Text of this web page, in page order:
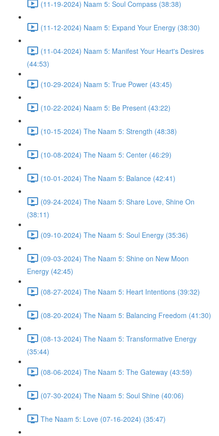
(11-19-2024) Naam 5: Soul Compass (38:38)
(11-12-2024) Naam 5: Expand Your Energy (38:30)
(11-04-2024) Naam 5: Manifest Your Heart's Desires
(44:53)
(10-29-2024) Naam 5: True Power (43:45)
(10-22-2024) Naam 5: Be Present (43:22)
(10-15-2024) The Naam 5: Strength (48:38)
(10-08-2024) The Naam 5: Center (46:29)
(10-01-2024) The Naam 5: Balance (42:41)
(09-24-2024) The Naam 5: Share Love, Shine On
(38:11)
(09-10-2024) The Naam 5: Soul Energy (35:36)
(09-03-2024) The Naam 5: Shine on New Moon
Energy (42:45)
(08-27-2024) The Naam 5: Heart Intentions (39:32)
(08-20-2024) The Naam 5: Balancing Freedom (41:30)
(08-13-2024) The Naam 5: Transformative Energy
(35:44)
(08-06-2024) The Naam 5: The Gateway (43:59)
(07-30-2024) The Naam 5: Soul Shine (40:06)
The Naam 5: Love (07-16-2024) (35:47)